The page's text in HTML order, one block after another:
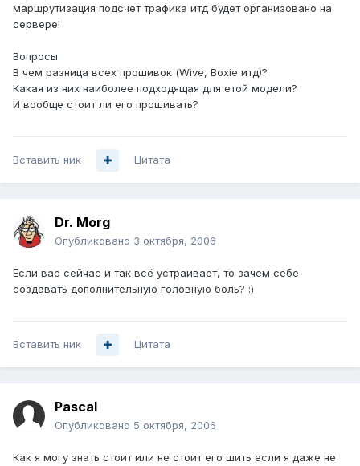
маршрутизация подсчет трафика итд будет организовано на
сервере!
Вопросы
В чем разница всех прошивок (Wive, Boxie итд)?
Какая из них наиболее подходящая для етой модели?
И вообще стоит ли его прошивать?
Вставить ник Цитата
Dr. Morg
Опубликовано 3 октября, 2006
Если вас сейчас и так всё устраивает, то зачем себе
создавать дополнительную головную боль? :)
Вставить ник Цитата
Pascal
Опубликовано 5 октября, 2006
Как я могу знать стоит или не стоит его шить если я даже не